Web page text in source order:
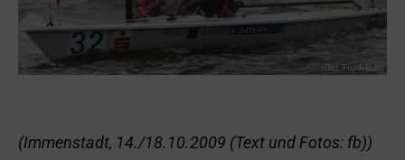
(Immenstadt, 14./18.10.2009 (Text und Fotos: fb))